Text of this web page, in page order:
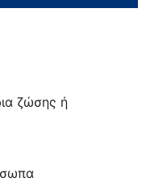
ζώσης ή